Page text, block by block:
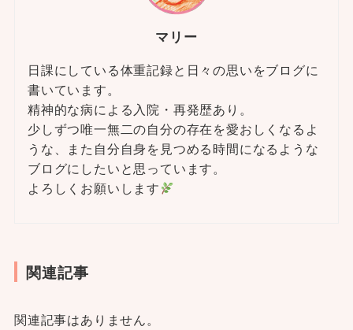
マリー
日課にしている体重記録と日々の思いをブログに
書いています。
精神的な病による入院・再発歴あり。
少しずつ唯一無二の自分の存在を愛おしくなるよ
うな、また自分自身を見つめる時間になるような
ブログにしたいと思っています。
よろしくお願いします
関連記事
関連記事はありません。